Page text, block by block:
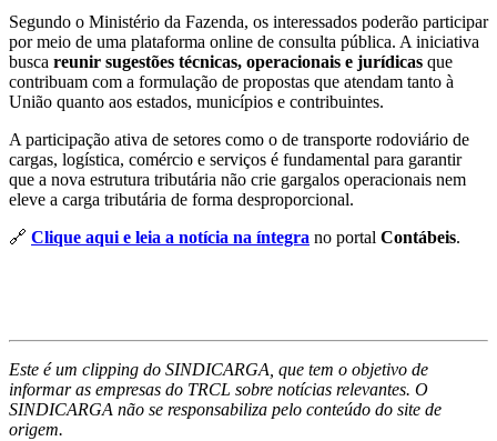
Segundo o Ministério da Fazenda, os interessados poderão participar
por meio de uma plataforma online de consulta pública. A iniciativa
busca reunir sugestões técnicas, operacionais e jurídicas que
contribuam com a formulação de propostas que atendam tanto à
União quanto aos estados, municípios e contribuintes.
A participação ativa de setores como o de transporte rodoviário de
cargas, logística, comércio e serviços é fundamental para garantir
que a nova estrutura tributária não crie gargalos operacionais nem
eleve a carga tributária de forma desproporcional.
🔗 Clique aqui e leia a notícia na íntegra no portal Contábeis.
Este é um clipping do SINDICARGA, que tem o objetivo de
informar as empresas do TRCL sobre notícias relevantes. O
SINDICARGA não se responsabiliza pelo conteúdo do site de
origem.